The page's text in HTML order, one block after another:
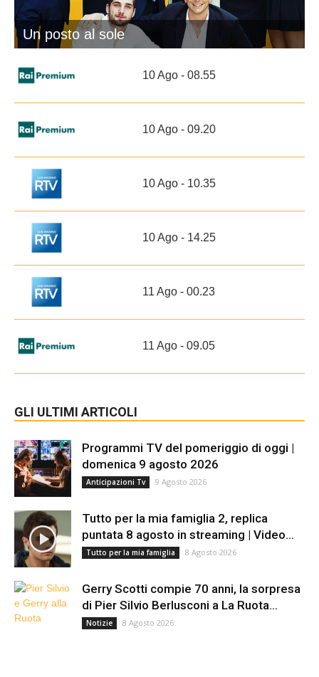
Un posto al sole
10 Ago - 08.55
10 Ago - 09.20
10 Ago - 10.35
10 Ago - 14.25
11 Ago - 00.23
11 Ago - 09.05
GLI ULTIMI ARTICOLI
Programmi TV del pomeriggio di oggi |
domenica 9 agosto 2026
Anticipazioni Tv 9 Agosto 2026
Tutto per la mia famiglia 2, replica
puntata 8 agosto in streaming | Video...
Tutto per la mia famiglia 8 Agosto 2026
Gerry Scotti compie 70 anni, la sorpresa
di Pier Silvio Berlusconi a La Ruota...
Notizie 8 Agosto 2026